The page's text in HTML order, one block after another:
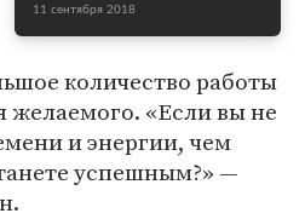
11 сентября 2018
количество работы
желаемого. «Если вы не
и энергии, чем
успешным?» —